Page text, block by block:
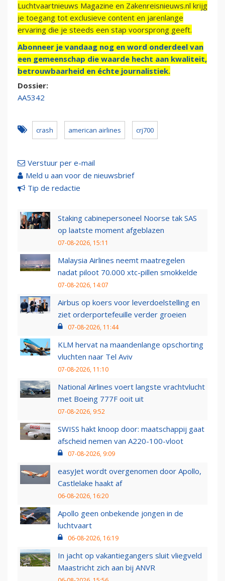
Luchtvaartnieuws Magazine en Zakenreisnieuws.nl krijg
je toegang tot exclusieve content en jarenlange
ervaring die je steeds een stap voorsprong geeft.
Abonneer je vandaag nog en word onderdeel van
een gemeenschap die waarde hecht aan kwaliteit,
betrouwbaarheid en échte journalistiek.
Dossier:
AA5342
crash american airlines crj700
Verstuur per e-mail
Meld u aan voor de nieuwsbrief
Tip de redactie
Staking cabinepersoneel Noorse tak SAS
op laatste moment afgeblazen
07-08-2026, 15:11
Malaysia Airlines neemt maatregelen
nadat piloot 70.000 xtc-pillen smokkelde
07-08-2026, 14:07
Airbus op koers voor leverdoelstelling en
ziet orderportefeuille verder groeien
07-08-2026, 11:44
KLM hervat na maandenlange opschorting
vluchten naar Tel Aviv
07-08-2026, 11:10
National Airlines voert langste vrachtvlucht
met Boeing 777F ooit uit
07-08-2026, 9:52
SWISS hakt knoop door: maatschappij gaat
afscheid nemen van A220-100-vloot
07-08-2026, 9:09
easyJet wordt overgenomen door Apollo,
Castlelake haakt af
06-08-2026, 16:20
Apollo geen onbekende jongen in de
luchtvaart
06-08-2026, 16:19
In jacht op vakantiegangers sluit vliegveld
Maastricht zich aan bij ANVR